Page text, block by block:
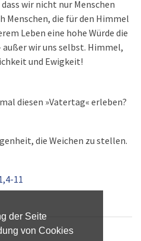
der Seite
von Cookies
wir nicht nur Menschen
Menschen, die für den Himmel
Leben eine hohe Würde die
wir uns selbst. Himmel,
und Ewigkeit!
diesen »Vatertag« erleben?
die Weichen zu stellen.
11